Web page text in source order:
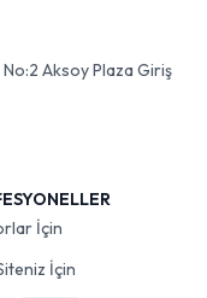
Aksoy Plaza Giriş
İçin
İçin